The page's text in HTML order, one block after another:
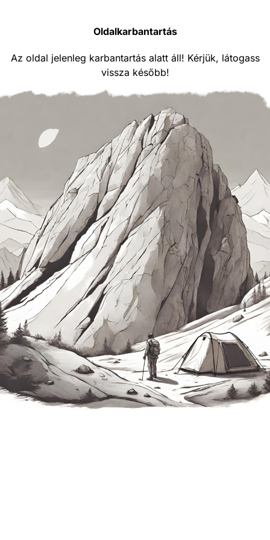
Oldalkarbantartás
Az oldal jelenleg karbantartás alatt áll! Kérjük, látogass
vissza később!